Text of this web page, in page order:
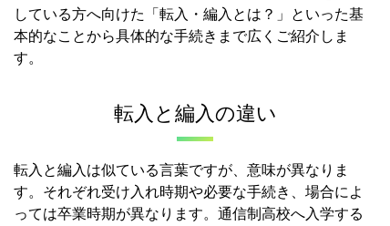
している方へ向けた「転入・編入とは？」といった基
本的なことから具体的な手続きまで広くご紹介しま
す。
転入と編入の違い
転入と編入は似ている言葉ですが、意味が異なりま
す。 それぞれ受け入れ時期や必要な手続き、場合によ
っては卒業時期が異なります。 通信制高校へ入学する